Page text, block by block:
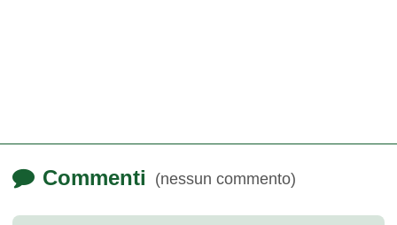
Commenti (nessun commento)